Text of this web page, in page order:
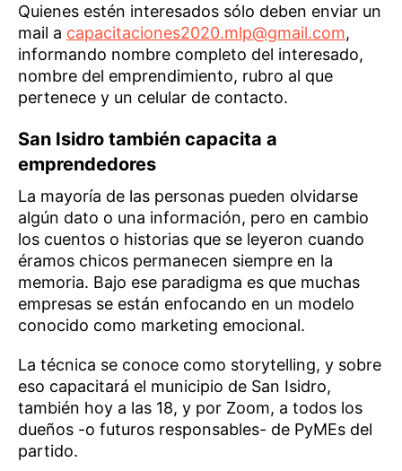
Quienes estén interesados sólo deben enviar un
mail a capacitaciones2020.mlp@gmail.com,
informando nombre completo del interesado,
nombre del emprendimiento, rubro al que
pertenece y un celular de contacto.
San Isidro también capacita a
emprendedores
La mayoría de las personas pueden olvidarse
algún dato o una información, pero en cambio
los cuentos o historias que se leyeron cuando
éramos chicos permanecen siempre en la
memoria. Bajo ese paradigma es que muchas
empresas se están enfocando en un modelo
conocido como marketing emocional.
La técnica se conoce como storytelling, y sobre
eso capacitará el municipio de San Isidro,
también hoy a las 18, y por Zoom, a todos los
dueños -o futuros responsables- de PyMEs del
partido.